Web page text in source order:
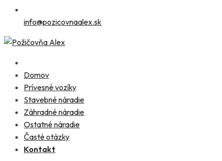
info@pozicovnaalex.sk
Domov
Prívesné vozíky
Stavebné náradie
Záhradné náradie
Ostatné náradie
Časté otázky
Kontakt